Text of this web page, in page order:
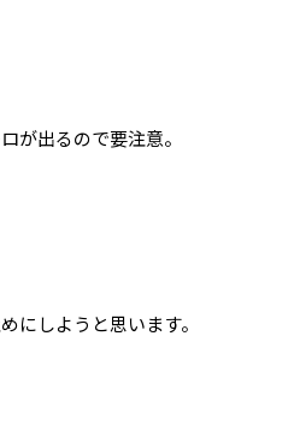
が出るので要注意。
にしようと思います。